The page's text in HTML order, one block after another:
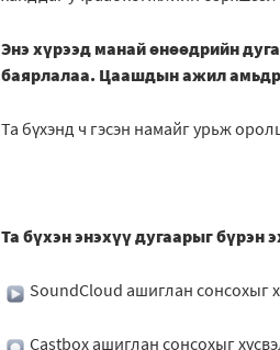
Энэ хүрээд манай өнөөдрийн
баярлалаа. Цаашдын ажил
Та бүхэнд ч гэсэн намайг урьж
Та бүхэн энэхүү дугаарыг бүрэн
SoundCloud ашиглан сонсохыг
Castbox ашиглан сонсохыг